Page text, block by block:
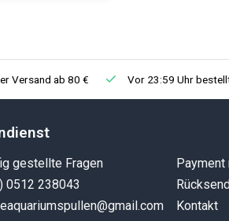
Versand ab 80 € Vor 23:59 Uhr
gestellte Fragen
0512 238043
Kontakt